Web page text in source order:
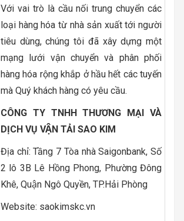
Với vai trò là cầu nối trung chuyển các
loại hàng hóa từ nhà sản xuất tới người
tiêu dùng, chúng tôi đã xây dựng một
mạng lưới vận chuyển và phân phối
hàng hóa rộng khắp ở hầu hết các tuyến
mà Quý khách hàng có yêu cầu.
CÔNG TY TNHH THƯƠNG MẠI VÀ
DỊCH VỤ VẬN TẢI SAO KIM
Địa chỉ: Tầng 7 Tòa nhà Saigonbank, Số
2 lô 3B Lê Hồng Phong, Phường Đông
Khê, Quận Ngô Quyền, TP.Hải Phòng
Website: saokimskc.vn